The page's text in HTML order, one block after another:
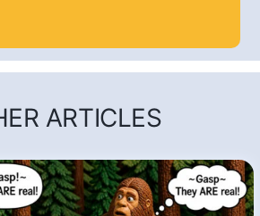
ARTICLES